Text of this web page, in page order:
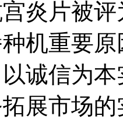
炎片被
机重要
诚信为
展市场